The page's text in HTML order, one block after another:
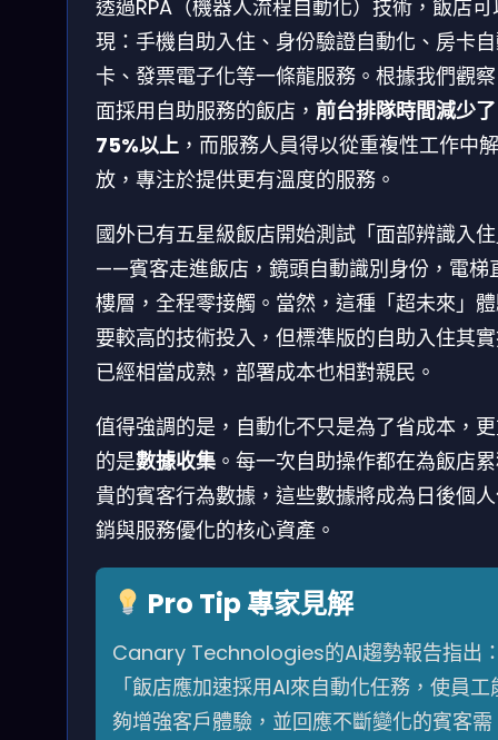
透過RPA（機器人流程自動化）技術，飯店
現：手機自助入住、身份驗證自動化、房卡
卡、發票電子化等一條龍服務。根據我們觀
面採用自助服務的飯店， 前台排隊時間減少了
75%以上 ，而服務人員得以從重複性工作中解
放，專注於提供更有溫度的服務。
國外已有五星級飯店開始測試「面部辨識入
——賓客走進飯店，鏡頭自動識別身份，電梯
樓層，全程零接觸。當然，這種「超未來」
要較高的技術投入，但標準版的自助入住其
已經相當成熟，部署成本也相對親民。
值得強調的是，自動化不只是為了省成本，
的是數據收集 。每一次自助操作都在為飯店
貴的賓客行為數據，這些數據將成為日後個
銷與服務優化的核心資產。
Pro Tip 專家見解
Canary Technologies的AI趨勢報告指出
「飯店應加速採用AI來自動化任務，使員工
夠增強客戶體驗，並回應不斷變化的賓客需